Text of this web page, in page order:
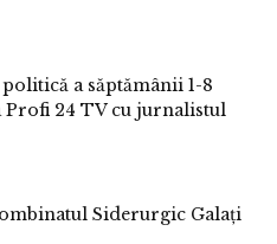
a săptămânii 1-8
Profi 24 TV cu jurnalistul
Siderurgic Galați